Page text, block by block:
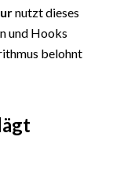
nutzt dieses
und Hooks
belohnt